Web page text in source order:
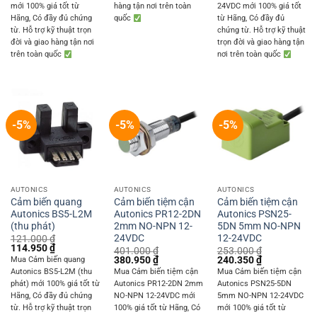
mới 100% giá tốt từ
Hãng, Có đầy đủ chứng
từ. Hỗ trợ kỹ thuật trọn
đời và giao hàng tận nơi
trên toàn quốc
hàng tận nơi trên toàn
quốc
24VDC mới 100% giá tốt
từ Hãng, Có đầy đủ
chứng từ. Hỗ trợ kỹ thuật
trọn đời và giao hàng tận
nơi trên toàn quốc
-5%
AUTONICS
Cảm biến quang
Autonics BS5-L2M
(thu phát)
121.000₫
Original
price
was:
121.000 ₫.
114.950₫Current
price
is:
114.950 ₫.
Mua Cảm biến quang
Autonics BS5-L2M (thu
phát) mới 100% giá tốt từ
Hãng, Có đầy đủ chứng
từ. Hỗ trợ kỹ thuật trọn
-5%
AUTONICS
Cảm biến tiệm cận
Autonics PR12-2DN
2mm NO-NPN 12-
24VDC
401.000₫
Original
price
was:
401.000 ₫.
380.950₫Current
price
is:
380.950 ₫.
Mua Cảm biến tiệm cận
Autonics PR12-2DN 2mm
NO-NPN 12-24VDC mới
100% giá tốt từ Hãng, Có
-5%
AUTONICS
Cảm biến tiệm cận
Autonics PSN25-
5DN 5mm NO-NPN
12-24VDC
253.000₫
Original
price
was:
253.000 ₫.
240.350₫Current
price
is:
240.350 ₫.
Mua Cảm biến tiệm cận
Autonics PSN25-5DN
5mm NO-NPN 12-24VDC
mới 100% giá tốt từ